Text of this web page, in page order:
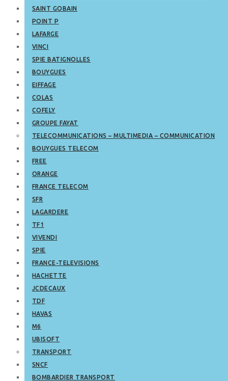
SAINT GOBAIN
POINT P
LAFARGE
VINCI
SPIE BATIGNOLLES
BOUYGUES
EIFFAGE
COLAS
COFELY
GROUPE FAYAT
TELECOMMUNICATIONS – MULTIMEDIA – COMMUNICATION
BOUYGUES TELECOM
FREE
ORANGE
FRANCE TELECOM
SFR
LAGARDERE
TF1
VIVENDI
SPIE
FRANCE-TELEVISIONS
HACHETTE
JCDECAUX
TDF
HAVAS
M6
UBISOFT
TRANSPORT
SNCF
BOMBARDIER TRANSPORT